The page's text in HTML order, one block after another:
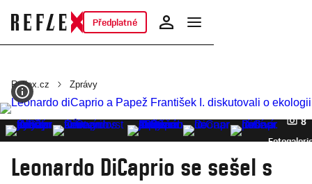
Předplatné
Reflex.cz Zprávy
8
Leonardo DiCaprio se sešel s